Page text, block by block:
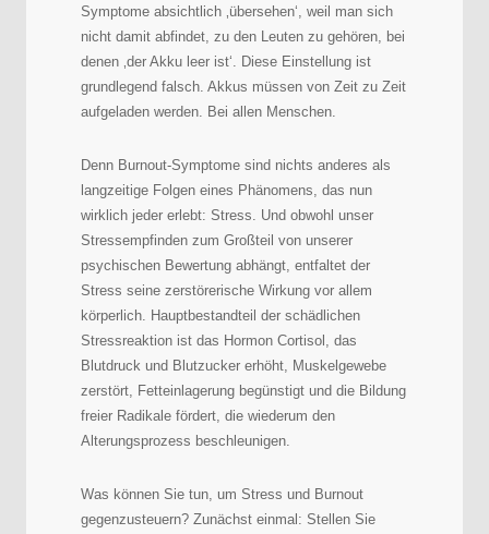
Symptome absichtlich ‚übersehen‘, weil man sich
nicht damit abfindet, zu den Leuten zu gehören, bei
denen ‚der Akku leer ist‘. Diese Einstellung ist
grundlegend falsch. Akkus müssen von Zeit zu Zeit
aufgeladen werden. Bei allen Menschen.
Denn Burnout-Symptome sind nichts anderes als
langzeitige Folgen eines Phänomens, das nun
wirklich jeder erlebt: Stress. Und obwohl unser
Stressempfinden zum Großteil von unserer
psychischen Bewertung abhängt, entfaltet der
Stress seine zerstörerische Wirkung vor allem
körperlich. Hauptbestandteil der schädlichen
Stressreaktion ist das Hormon Cortisol, das
Blutdruck und Blutzucker erhöht, Muskelgewebe
zerstört, Fetteinlagerung begünstigt und die Bildung
freier Radikale fördert, die wiederum den
Alterungsprozess beschleunigen.
Was können Sie tun, um Stress und Burnout
gegenzusteuern? Zunächst einmal: Stellen Sie